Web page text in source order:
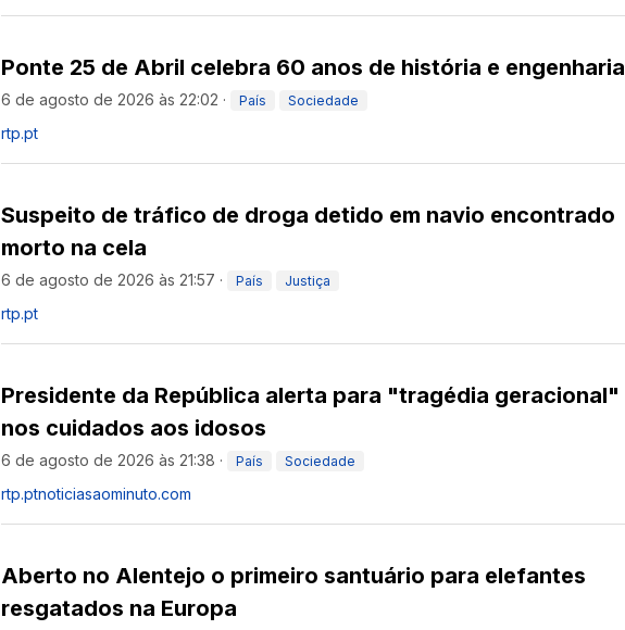
Ponte 25 de Abril celebra 60 anos de história e engenharia
6 de agosto de 2026 às 22:02 · País Sociedade
rtp.pt
Suspeito de tráfico de droga detido em navio encontrado
morto na cela
6 de agosto de 2026 às 21:57 · País Justiça
rtp.pt
Presidente da República alerta para "tragédia geracional"
nos cuidados aos idosos
6 de agosto de 2026 às 21:38 · País Sociedade
rtp.ptnoticiasaominuto.com
Aberto no Alentejo o primeiro santuário para elefantes
resgatados na Europa